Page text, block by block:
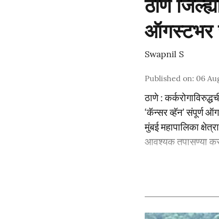
ठाणे
ऑगस्टभर
Swapnil S
Published on: 06
ठाणे :
‘कॅन्सर व्हॅन’ संपूर्ण
मुंबई महापालिका
आवश्यक तपासण्या